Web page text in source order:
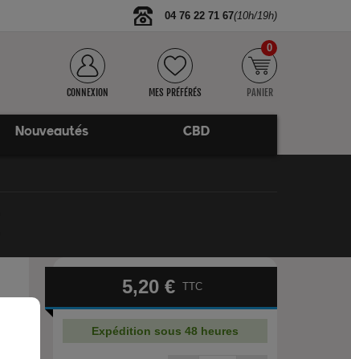
04 76 22 71 67(10h/19h)
CONNEXION MES PRÉFÉRÉS PANIER
0
Nouveautés CBD
5,20 € TTC
Expédition sous 48 heures